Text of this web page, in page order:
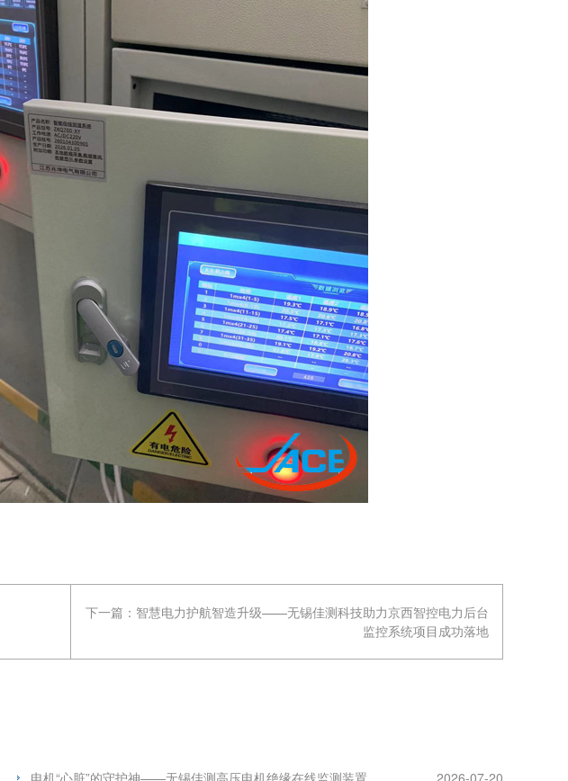
下一篇： 智慧电力护航智造升级——无锡佳测科技助力京西智控电力后台
监控系统项目成功落地
电机“心脏”的守护神——无锡佳测高压电机绝缘在线监测装置 2026-07-20